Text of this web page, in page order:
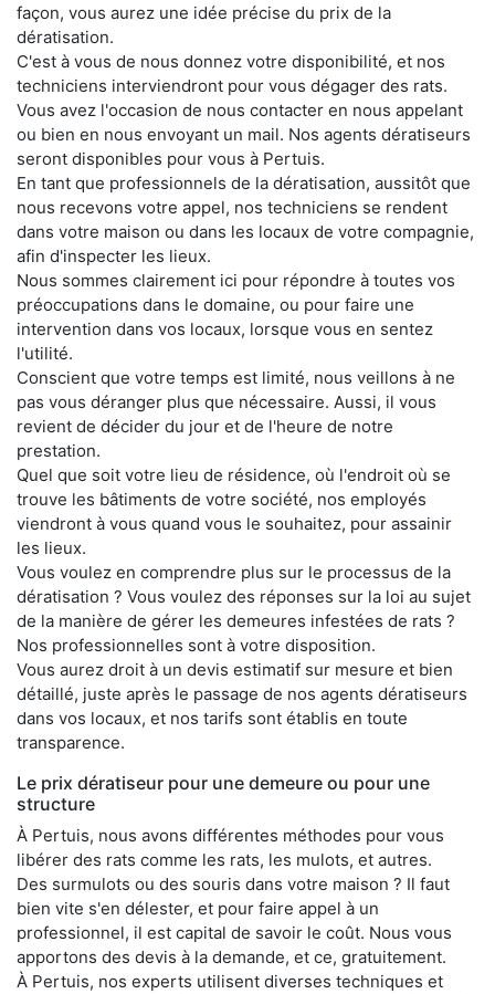
façon, vous aurez une idée précise du prix de la
dératisation.
C'est à vous de nous donnez votre disponibilité, et nos
techniciens interviendront pour vous dégager des rats.
Vous avez l'occasion de nous contacter en nous appelant
ou bien en nous envoyant un mail. Nos agents dératiseurs
seront disponibles pour vous à Pertuis.
En tant que professionnels de la dératisation, aussitôt que
nous recevons votre appel, nos techniciens se rendent
dans votre maison ou dans les locaux de votre compagnie,
afin d'inspecter les lieux.
Nous sommes clairement ici pour répondre à toutes vos
préoccupations dans le domaine, ou pour faire une
intervention dans vos locaux, lorsque vous en sentez
l'utilité.
Conscient que votre temps est limité, nous veillons à ne
pas vous déranger plus que nécessaire. Aussi, il vous
revient de décider du jour et de l'heure de notre
prestation.
Quel que soit votre lieu de résidence, où l'endroit où se
trouve les bâtiments de votre société, nos employés
viendront à vous quand vous le souhaitez, pour assainir
les lieux.
Vous voulez en comprendre plus sur le processus de la
dératisation ? Vous voulez des réponses sur la loi au sujet
de la manière de gérer les demeures infestées de rats ?
Nos professionnelles sont à votre disposition.
Vous aurez droit à un devis estimatif sur mesure et bien
détaillé, juste après le passage de nos agents dératiseurs
dans vos locaux, et nos tarifs sont établis en toute
transparence.
Le prix dératiseur pour une demeure ou pour une
structure
À Pertuis, nous avons différentes méthodes pour vous
libérer des rats comme les rats, les mulots, et autres.
Des surmulots ou des souris dans votre maison ? Il faut
bien vite s'en délester, et pour faire appel à un
professionnel, il est capital de savoir le coût. Nous vous
apportons des devis à la demande, et ce, gratuitement.
À Pertuis, nos experts utilisent diverses techniques et